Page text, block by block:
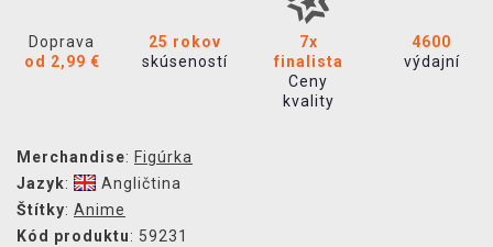
Doprava
od 2,99 €
25 rokov
skúseností
7x
finalista
Ceny
kvality
4600
výdajní
Merchandise: Figúrka
Jazyk:
Angličtina
Štítky: Anime
Kód produktu: 59231